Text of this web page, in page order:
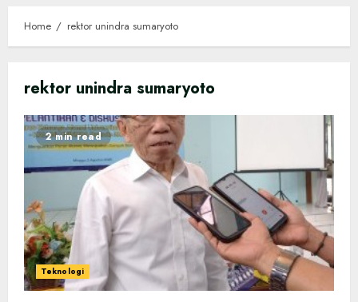
Home rektor unindra sumaryoto
rektor unindra sumaryoto
2 min read
Teknologi